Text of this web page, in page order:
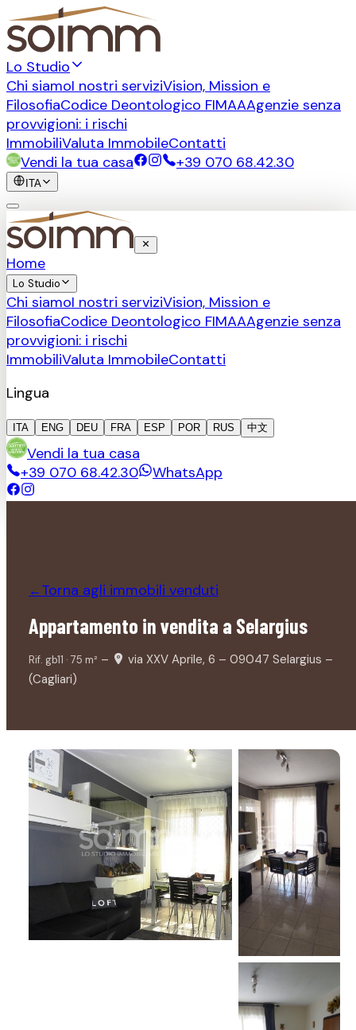
Lo Studio
Chi siamoI nostri serviziVision, Mission e
FilosofiaCodice Deontologico FIMAAAgenzie senza
provvigioni: i rischi
ImmobiliValuta ImmobileContatti
Vendi la tua casa
+39 070 68.42.30
ITA
Home
Lo Studio
Chi siamoI nostri serviziVision, Mission e
FilosofiaCodice Deontologico FIMAAAgenzie senza
provvigioni: i rischi
ImmobiliValuta ImmobileContatti
Lingua
ITA ENG DEU FRA ESP POR RUS 中文
Vendi la tua casa
+39 070 68.42.30
WhatsApp
←Torna agli immobili venduti
Appartamento in vendita a Selargius
Rif. gb11 · 75 m² –
via XXV Aprile, 6 – 09047 Selargius –
(Cagliari)